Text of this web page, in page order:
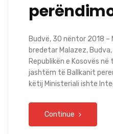
Budvë, 30 nëntor 2018
bredetar Malazez,
Republikën e Kosovës
jashtëm të Ballkanit
këtij Ministeriali ishte
Continue